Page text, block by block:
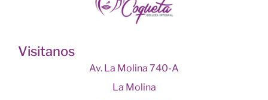
Visitanos
Av. La Molina 740-A
La Molina